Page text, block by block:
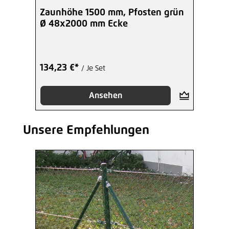
Zaunhöhe 1500 mm, Pfosten grün
Ø 48x2000 mm Ecke
134,23 €* / Je Set
Ansehen
Produktgalerie überspringen
Unsere Empfehlungen